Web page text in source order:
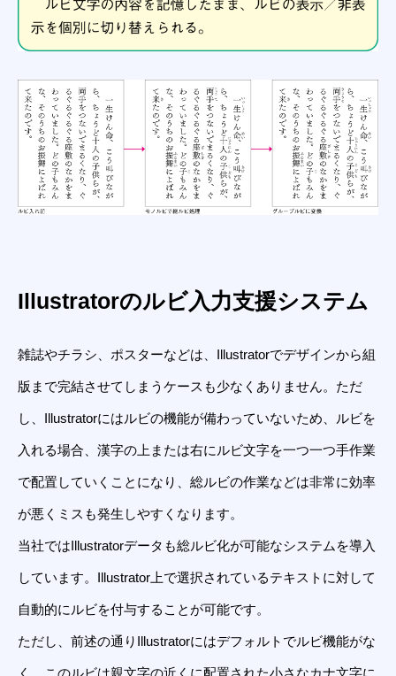
Illustratorのルビ入力支援システム
雑誌やチラシ、ポスターなどは、Illustratorでデザインから組
版まで完結させてしまうケースも少なくありません。ただ
し、Illustratorにはルビの機能が備わっていないため、ルビを
入れる場合、漢字の上または右にルビ文字を一つ一つ手作業
で配置していくことになり、総ルビの作業などは非常に効率
が悪くミスも発生しやすくなります。
当社ではIllustratorデータも総ルビ化が可能なシステムを導入
しています。Illustrator上で選択されているテキストに対して
自動的にルビを付与することが可能です。
ただし、前述の通りIllustratorにはデフォルトでルビ機能がな